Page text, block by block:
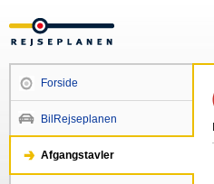
Forside
BilRejseplanen
Afgangstavler